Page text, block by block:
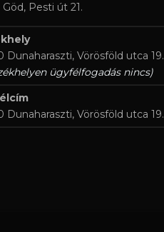
Göd, Pesti út 21.
Dunaharaszti, Vörösföld utca 19.
ügyfélfogadás nincs)
Dunaharaszti, Vörösföld utca 19.